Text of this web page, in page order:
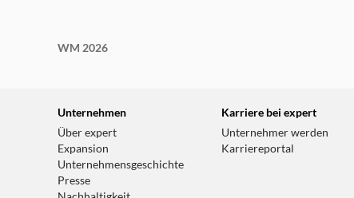
WM 2026
Unternehmen
Über expert
Expansion
Unternehmensgeschichte
Presse
Karriere bei expert
Unternehmer werden
Karriereportal